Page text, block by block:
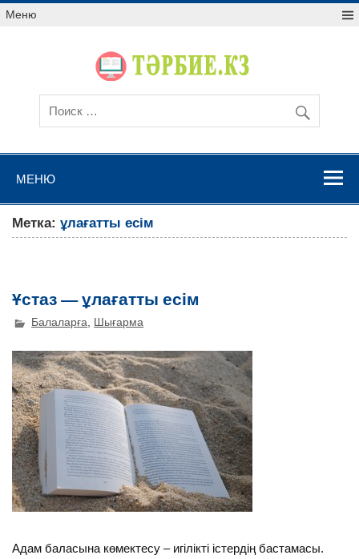
Меню
МЕНЮ
Метка:ұлағатты есім
Ұстаз — ұлағатты есім
Балаларға, Шығарма
Адам баласына көмектесу – игілікті істердің бастамасы.